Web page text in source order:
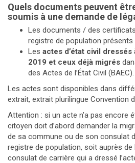
Quels documents peuvent
soumis à une demande de
Les documents / des
registre de population présents
Les actes d’état civil dressés
2019 et ceux déjà migrés
des Actes de l’État Civil (BAEC).
Les actes sont disponibles dans
extrait, extrait plurilingue Convention
Attention : si un acte n’a pas encore
citoyen doit d’abord demander la
de sa commune ou de son consulat
registre de population, soit auprès
consulat de carrière qui a dressé